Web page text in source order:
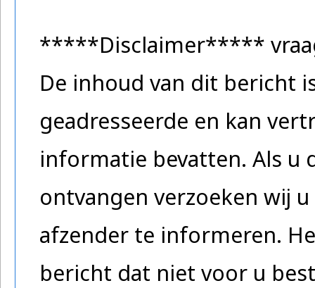
*****Disclaimer*****
De inhoud van dit bericht
geadresseerde en kan
informatie bevatten. Als
ontvangen verzoeken wij
afzender te informeren.
bericht dat niet voor u